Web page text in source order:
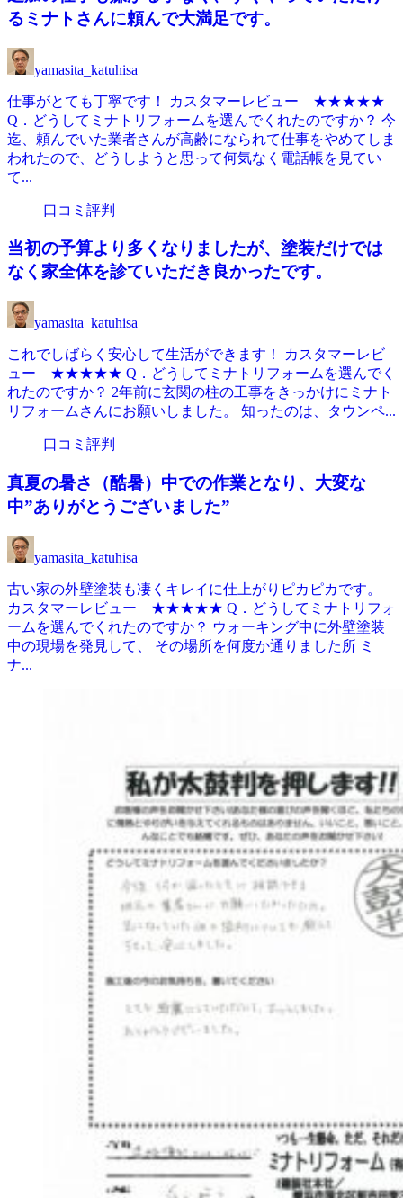
るミナトさんに頼んで大満足です。
yamasita_katuhisa
仕事がとても丁寧です！ カスタマーレビュー ★★★★★
Q．どうしてミナトリフォームを選んでくれたのですか？ 今
迄、頼んでいた業者さんが高齢になられて仕事をやめてしま
われたので、どうしようと思って何気なく電話帳を見てい
て...
口コミ評判
当初の予算より多くなりましたが、塗装だけでは
なく家全体を診ていただき良かったです。
yamasita_katuhisa
これでしばらく安心して生活ができます！ カスタマーレビ
ュー ★★★★★ Q．どうしてミナトリフォームを選んでく
れたのですか？ 2年前に玄関の柱の工事をきっかけにミナト
リフォームさんにお願いしました。 知ったのは、タウンペ...
口コミ評判
真夏の暑さ（酷暑）中での作業となり、大変な
中”ありがとうございました”
yamasita_katuhisa
古い家の外壁塗装も凄くキレイに仕上がりピカピカです。
カスタマーレビュー ★★★★★ Q．どうしてミナトリフォ
ームを選んでくれたのですか？ ウォーキング中に外壁塗装
中の現場を発見して、 その場所を何度か通りました所 ミ
ナ...